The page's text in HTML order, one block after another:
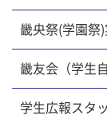
畿央祭(学園祭
畿友会（学生
学生広報スタ